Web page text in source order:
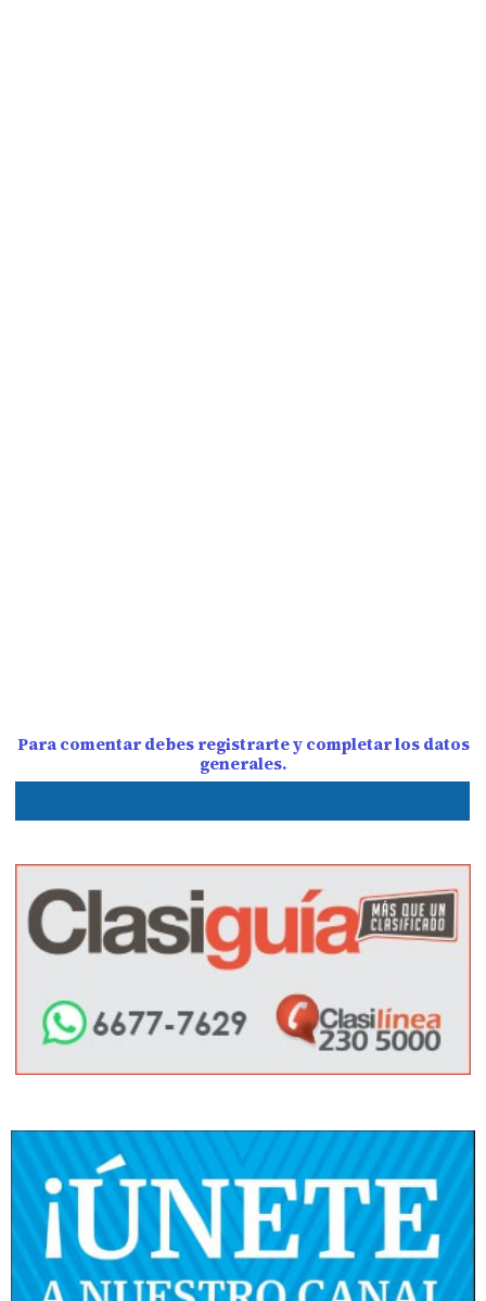
Para comentar debes registrarte y completar los datos
generales.